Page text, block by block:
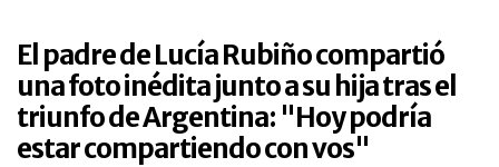
El padre de Lucía Rubiño compartió
una foto inédita junto a su hija tras el
triunfo de Argentina: "Hoy podría
estar compartiendo con vos"